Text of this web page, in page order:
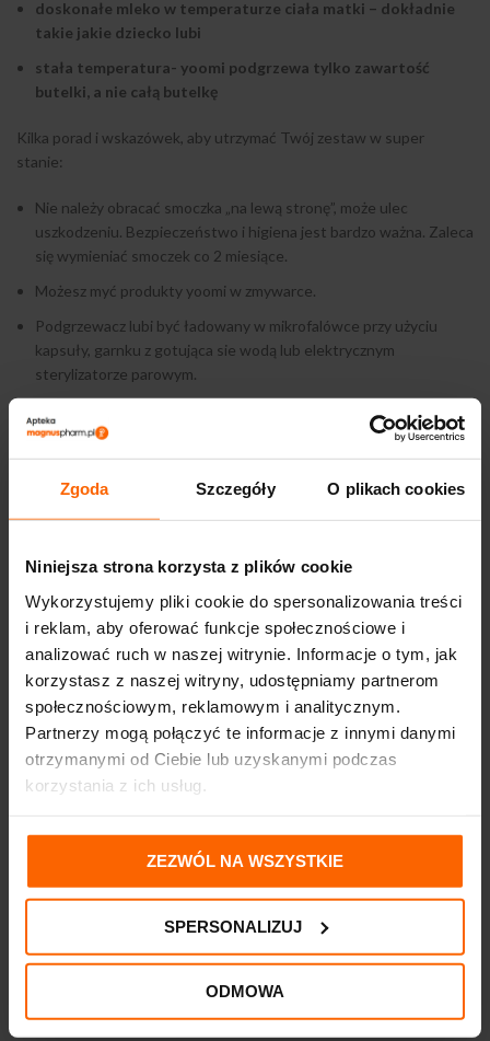
Zgoda Szczegóły O plikach cookies
Niniejsza strona korzysta z plików cookie
Wykorzystujemy pliki cookie do spersonalizowania treści
i reklam, aby oferować funkcje społecznościowe i
analizować ruch w naszej witrynie. Informacje o tym, jak
korzystasz z naszej witryny, udostępniamy partnerom
społecznościowym, reklamowym i analitycznym.
Partnerzy mogą połączyć te informacje z innymi danymi
otrzymanymi od Ciebie lub uzyskanymi podczas
korzystania z ich usług.
ZEZWÓL NA WSZYSTKIE
SPERSONALIZUJ
ODMOWA
doskonałe mleko w temperaturze ciała matki – dokładnie
takie jakie dziecko lubi
stała temperatura- yoomi podgrzewa tylko zawartość
butelki, a nie całą butelkę
Kilka porad i wskazówek, aby utrzymać Twój zestaw w super
stanie:
Nie należy obracać smoczka „na lewą stronę”, może ulec
uszkodzeniu. Bezpieczeństwo i higiena jest bardzo ważna. Zaleca
się wymieniać smoczek co 2 miesiące.
Możesz myć produkty yoomi w zmywarce.
Podgrzewacz lubi być ładowany w mikrofalówce przy użyciu
kapsuły, garnku z gotująca sie wodą lub elektrycznym
sterylizatorze parowym.
Daj odpocząć podgrzewaczowi po ładowaniu (75 minut w
aktywujesz podgrzewacz zbyt szybko, możesz go uszkodzić.
przycisk nie zmienia koloru, kiedy go naciskasz
zauważysz jakiekolwiek oznaki uszkodzenia albo pojawi się
niebieski barwnik bezpieczeństwa
INFORMACJE DODATKOWE
OPINIE (0)
DOSTAWA I PŁATNOŚĆ
PODOBNE PRODUKTY